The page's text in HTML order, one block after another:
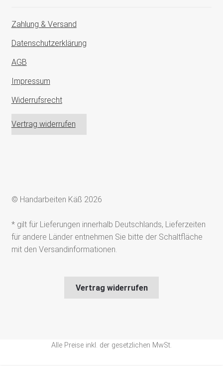
Zahlung & Versand
Datenschutzerklärung
AGB
Impressum
Widerrufsrecht
Vertrag widerrufen
© Handarbeiten Käß 2026
* gilt für Lieferungen innerhalb Deutschlands, Lieferzeiten
für andere Länder entnehmen Sie bitte der Schaltfläche
mit den Versandinformationen.
Vertrag widerrufen
Alle Preise inkl. der gesetzlichen MwSt.